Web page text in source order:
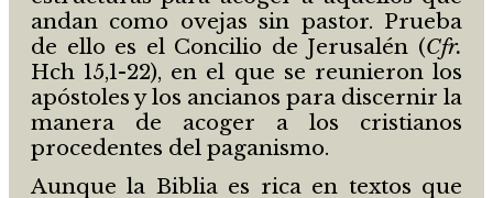
andan como ovejas sin pastor. Prueba
de ello es el Concilio de Jerusalén (Cfr.
Hch 15,1-22), en el que se reunieron los
apóstoles y los ancianos para discernir la
manera de acoger a los cristianos
procedentes del paganismo.
Aunque la Biblia es rica en textos que